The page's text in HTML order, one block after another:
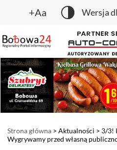
+Aa Wersja
Strona główna > Aktualności > 3/3!
Wygrywamy przed własną